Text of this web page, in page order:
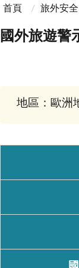
首頁 旅外安全
國外旅遊警
地區：歐洲